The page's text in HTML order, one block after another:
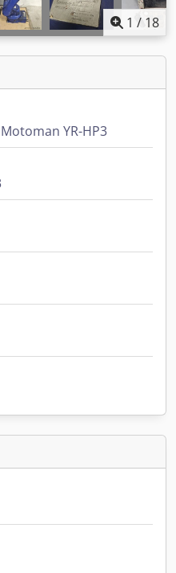
1 / 18
YR-HP3